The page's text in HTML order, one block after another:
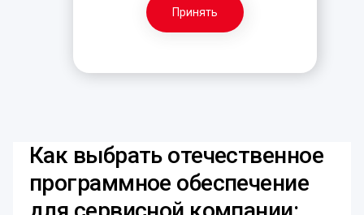
Принять
Как выбрать отечественное
программное обеспечение